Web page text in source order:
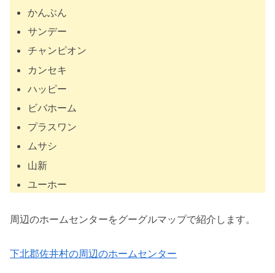
かんぶん
サンデー
チャンピオン
カンセキ
ハッピー
ビバホーム
プラスワン
ムサシ
山新
ユーホー
周辺のホームセンターをグーグルマップで紹介します。
下北郡佐井村の周辺のホームセンター